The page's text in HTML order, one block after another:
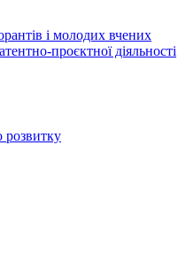
і молодих вчених
проєктної діяльності
розвитку